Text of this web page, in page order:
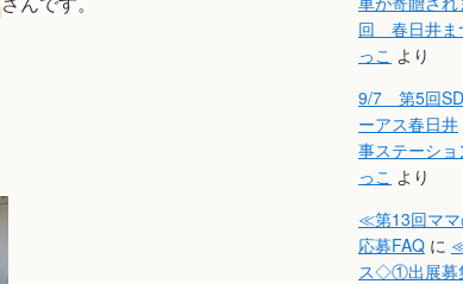
回 春日井ま
っこ より
9/7 第5回
ーアス春日井
事ステーシ
っこ より
≪第13回マ
応募FAQ に
ス◇①出展募